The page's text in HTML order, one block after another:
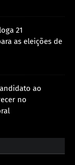
21
as eleições de
ao
no